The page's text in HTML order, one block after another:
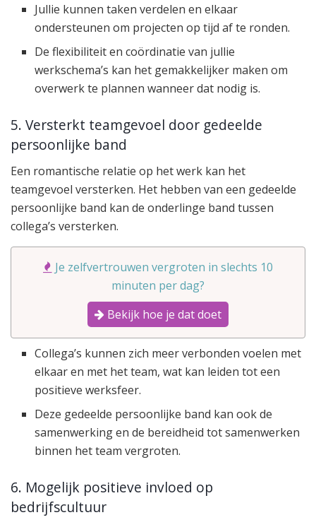
Jullie kunnen taken verdelen en elkaar
ondersteunen om projecten op tijd af te ronden.
De flexibiliteit en coördinatie van jullie
werkschema’s kan het gemakkelijker maken om
overwerk te plannen wanneer dat nodig is.
5. Versterkt teamgevoel door gedeelde
persoonlijke band
Een romantische relatie op het werk kan het
teamgevoel versterken. Het hebben van een gedeelde
persoonlijke band kan de onderlinge band tussen
collega’s versterken.
Je zelfvertrouwen vergroten in slechts 10
minuten per dag?
Bekijk hoe je dat doet
Collega’s kunnen zich meer verbonden voelen met
elkaar en met het team, wat kan leiden tot een
positieve werksfeer.
Deze gedeelde persoonlijke band kan ook de
samenwerking en de bereidheid tot samenwerken
binnen het team vergroten.
6. Mogelijk positieve invloed op
bedrijfscultuur